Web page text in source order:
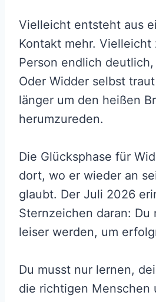
Vielleicht entsteht aus
Kontakt mehr. Vielleicht
Person endlich
Oder Widder selbst
länger um den heißen
herumzureden.
Die Glücksphase für
dort, wo er wieder an
glaubt. Der Juli 2026
Sternzeichen daran: Du
leiser werden, um
Du musst nur lernen,
die richtigen Menschen